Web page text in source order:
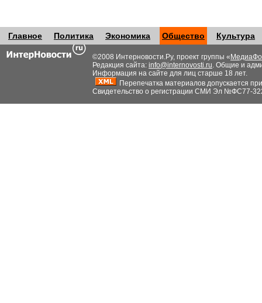
Главное Политика Экономика Общество Культура
©2008 Интерновости.Ру, проект группы «
Редакция сайта: info@internovosti.ru. Общие и
Информация на сайте для лиц старше 18 лет.
Перепечатка материалов допускается
Свидетельство о регистрации СМИ Эл №ФС77-